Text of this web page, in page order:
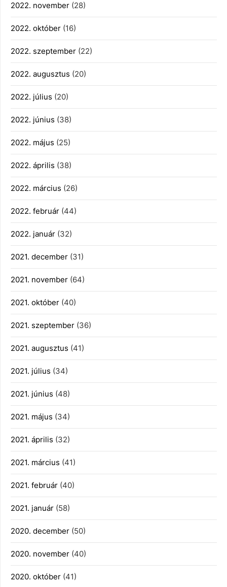
2022. november (28)
2022. október (16)
2022. szeptember (22)
2022. augusztus (20)
2022. július (20)
2022. június (38)
2022. május (25)
2022. április (38)
2022. március (26)
2022. február (44)
2022. január (32)
2021. december (31)
2021. november (64)
2021. október (40)
2021. szeptember (36)
2021. augusztus (41)
2021. július (34)
2021. június (48)
2021. május (34)
2021. április (32)
2021. március (41)
2021. február (40)
2021. január (58)
2020. december (50)
2020. november (40)
2020. október (41)